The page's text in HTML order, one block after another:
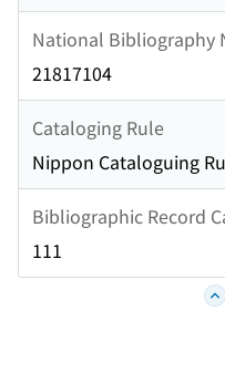
National Bibliography
21817104
Cataloging Rule
Nippon Cataloguing
Bibliographic Record
111